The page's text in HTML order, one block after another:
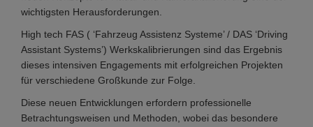
wichtigsten Herausforderungen.
High tech FAS ( ‘Fahrzeug Assistenz Systeme’ / DAS ‘Driving
Assistant Systems’) Werkskalibrierungen sind das Ergebnis
dieses intensiven Engagements mit erfolgreichen Projekten
für verschiedene Großkunde zur Folge.
Diese neuen Entwicklungen erfordern professionelle
Betrachtungsweisen und Methoden, wobei das besondere